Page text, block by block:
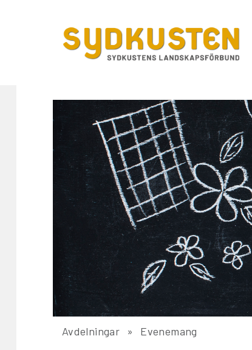
Avdelningar Evenemang